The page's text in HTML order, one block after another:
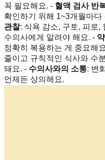
꼭 필요해요. - 혈액 검사 반
확인하기 위해 1~3개월마다
관찰: 식욕 감소, 구토, 피로,
수의사에게 알려야 해요. -
정확히 복용하는 게 중요해
줄이고 규칙적인 식사와 수
돼요. - 수의사와의 소통: 변
언제든 상의해요.